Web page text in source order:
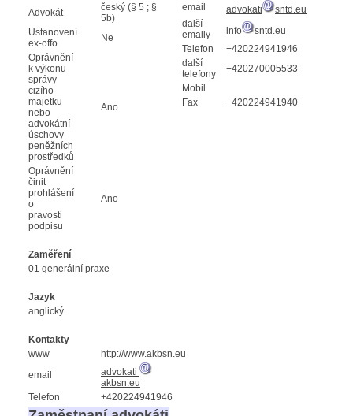
Advokát
český (§ 5 ; §
5b)
Ustanovení
ex-offo
Ne
Oprávnění
k výkonu
správy
cizího
majetku
nebo
advokátní
úschovy
peněžních
prostředků
Ano
Oprávnění
činit
prohlášení
o
pravosti
podpisu
Ano
Zaměření
01 generální praxe
Jazyk
anglický
Kontakty
www
http://www.akbsn.eu
email
advokati
akbsn.eu
Telefon
+420224941946
email
advokati
sntd.eu
další
emaily
info
sntd.eu
Telefon
+420224941946
další
telefony
+420270005533
Mobil
Fax
+420224941940